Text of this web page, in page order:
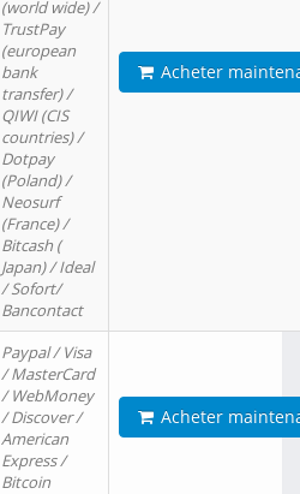
(world wide) /
TrustPay
(european
bank
transfer) /
QIWI (CIS
countries) /
Dotpay
(Poland) /
Neosurf
(France) /
Bitcash (
Japan) / Ideal
/ Sofort/
Bancontact
Acheter
Paypal / Visa
/ MasterCard
/ WebMoney
/ Discover /
American
Express /
Bitcoin
Acheter